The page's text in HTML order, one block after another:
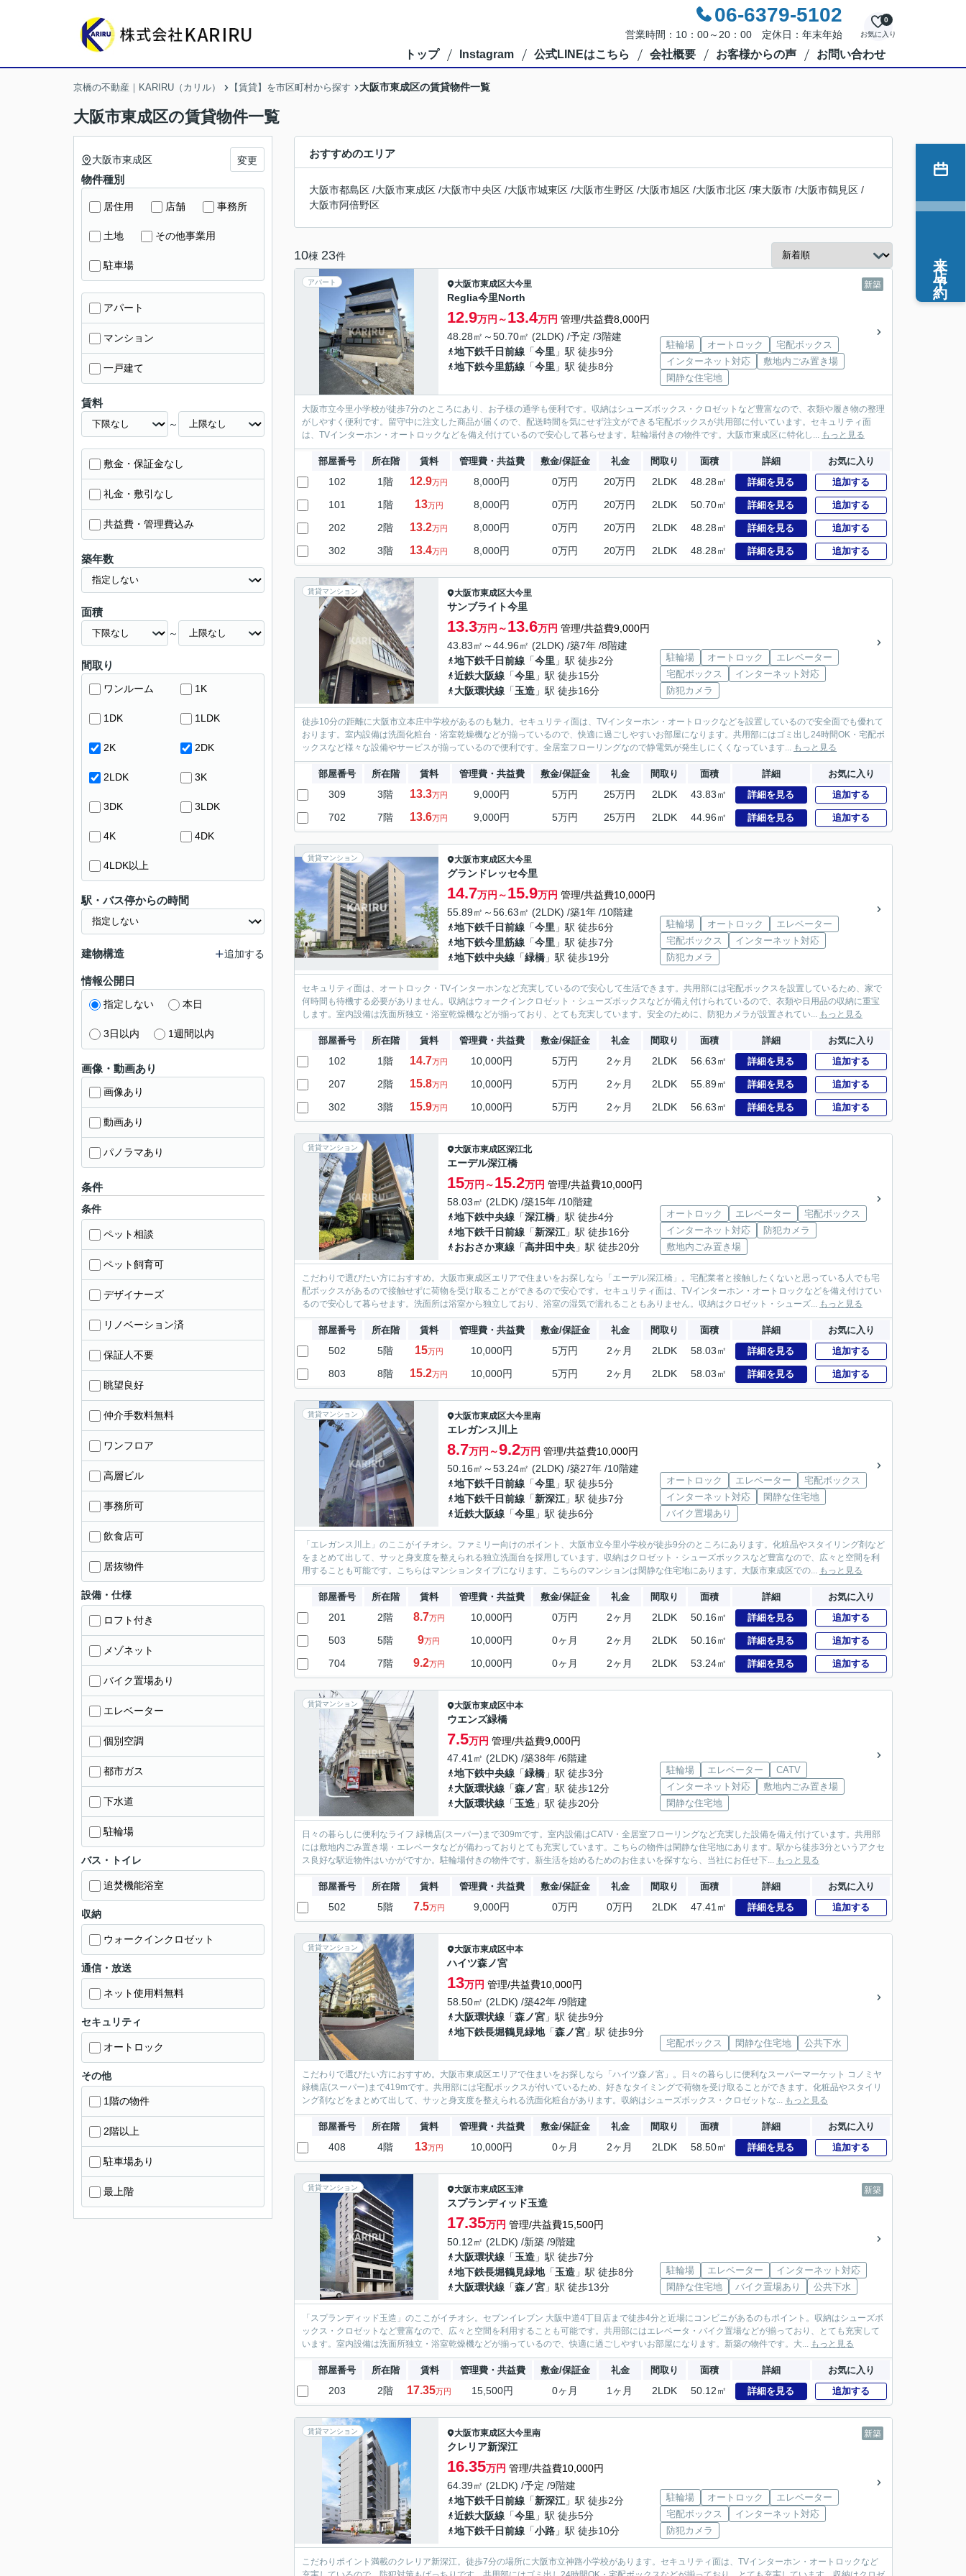
06-6379-5102
営業時間：10：00～20：00 定休日：年末年始 お気に入り
0
トップ Instagram 公式LINEはこちら 会社概要 お客様からの声 お問い合わせ
京橋の不動産｜KARIRU（カリル） 【賃貸】を市区町村から探す 大阪市東成区の賃貸物件一覧
大阪市東成区の賃貸物件一覧
おすすめのエリア
大阪市都島区 /大阪市東成区 /大阪市中央区 /大阪市城東区 /大阪市生野区 /大阪市旭区 /大阪市北区 /東大阪市 /大阪市鶴見区 /
大阪市阿倍野区
10棟 23件
アパート 新築
大阪市東成区大今里
Reglia今里North
12.9万円～13.4万円 管理/共益費8,000円
48.28㎡～50.70㎡ (2LDK) /予定 /3階建
地下鉄千日前線 「今里 」駅 徒歩9分
地下鉄今里筋線 「今里 」駅 徒歩8分
駐輪場 オートロック
宅配ボックス
インターネット対応
敷地内ごみ置き場
閑静な住宅地
大阪市立今里小学校が徒歩7分のところにあり、お子様の通学も便利です。収納はシューズボックス・クロゼットなど豊富なので、衣類や履き物の整理
がしやすく便利です。留守中に注文した商品が届くので、配送時間を気にせず注文ができる宅配ボックスが共用部に付いています。セキュリティ面
は、TVインターホン・オートロックなどを備え付けているので安心して暮らせます。駐輪場付きの物件です。大阪市東成区に特化し... もっと見る
部屋番号 所在階 賃料 管理費・共益費 敷金/保証金 礼金 間取り 面積 詳細 お気に入り
102 1階 12.9万円 8,000円 0万円 20万円 2LDK 48.28㎡ 詳細を見る 追加する
101 1階 13万円 8,000円 0万円 20万円 2LDK 50.70㎡ 詳細を見る 追加する
202 2階 13.2万円 8,000円 0万円 20万円 2LDK 48.28㎡ 詳細を見る 追加する
302 3階 13.4万円 8,000円 0万円 20万円 2LDK 48.28㎡ 詳細を見る 追加する
賃貸マンション 大阪市東成区大今里
サンブライト今里
13.3万円～13.6万円 管理/共益費9,000円
43.83㎡～44.96㎡ (2LDK) /築7年 /8階建
地下鉄千日前線 「今里 」駅 徒歩2分
近鉄大阪線 「今里 」駅 徒歩15分
大阪環状線 「玉造 」駅 徒歩16分
駐輪場 オートロック
エレベーター
宅配ボックス
インターネット対応
防犯カメラ
徒歩10分の距離に大阪市立本庄中学校があるのも魅力。セキュリティ面は、TVインターホン・オートロックなどを設置しているので安全面でも優れて
おります。室内設備は洗面化粧台・浴室乾燥機などが揃っているので、快適に過ごしやすいお部屋になります。共用部にはゴミ出し24時間OK・宅配ボ
ックスなど様々な設備やサービスが揃っているので便利です。全居室フローリングなので静電気が発生しにくくなっています... もっと見る
部屋番号 所在階 賃料 管理費・共益費 敷金/保証金 礼金 間取り 面積 詳細 お気に入り
309 3階 13.3万円 9,000円 5万円 25万円 2LDK 43.83㎡ 詳細を見る 追加する
702 7階 13.6万円 9,000円 5万円 25万円 2LDK 44.96㎡ 詳細を見る 追加する
賃貸マンション 大阪市東成区大今里
グランドレッセ今里
14.7万円～15.9万円 管理/共益費10,000円
55.89㎡～56.63㎡ (2LDK) /築1年 /10階建
地下鉄千日前線 「今里 」駅 徒歩6分
地下鉄今里筋線 「今里 」駅 徒歩7分
地下鉄中央線 「緑橋 」駅 徒歩19分
駐輪場 オートロック
エレベーター
宅配ボックス
インターネット対応
防犯カメラ
セキュリティ面は、オートロック・TVインターホンなど充実しているので安心して生活できます。共用部には宅配ボックスを設置しているため、家で
何時間も待機する必要がありません。収納はウォークインクロゼット・シューズボックスなどが備え付けられているので、衣類や日用品の収納に重宝
します。室内設備は洗面所独立・浴室乾燥機などが揃っており、とても充実しています。安全のために、防犯カメラが設置されてい... もっと見る
部屋番号 所在階 賃料 管理費・共益費 敷金/保証金 礼金 間取り 面積 詳細 お気に入り
102 1階 14.7万円 10,000円 5万円 2ヶ月 2LDK 56.63㎡ 詳細を見る 追加する
207 2階 15.8万円 10,000円 5万円 2ヶ月 2LDK 55.89㎡ 詳細を見る 追加する
302 3階 15.9万円 10,000円 5万円 2ヶ月 2LDK 56.63㎡ 詳細を見る 追加する
賃貸マンション 大阪市東成区深江北
エーデル深江橋
15万円～15.2万円 管理/共益費10,000円
58.03㎡ (2LDK) /築15年 /10階建
地下鉄中央線 「深江橋 」駅 徒歩4分
地下鉄千日前線 「新深江 」駅 徒歩16分
おおさか東線 「高井田中央 」駅 徒歩20分
オートロック エレベーター
宅配ボックス
インターネット対応
防犯カメラ
敷地内ごみ置き場
こだわりで選びたい方におすすめ。大阪市東成区エリアで住まいをお探しなら「エーデル深江橋」。宅配業者と接触したくないと思っている人でも宅
配ボックスがあるので接触せずに荷物を受け取ることができるので安心です。セキュリティ面は、TVインターホン・オートロックなどを備え付けてい
るので安心して暮らせます。洗面所は浴室から独立しており、浴室の湿気で濡れることもありません。収納はクロゼット・シューズ... もっと見る
部屋番号 所在階 賃料 管理費・共益費 敷金/保証金 礼金 間取り 面積 詳細 お気に入り
502 5階 15万円 10,000円 5万円 2ヶ月 2LDK 58.03㎡ 詳細を見る 追加する
803 8階 15.2万円 10,000円 5万円 2ヶ月 2LDK 58.03㎡ 詳細を見る 追加する
賃貸マンション 大阪市東成区大今里南
エレガンス川上
8.7万円～9.2万円 管理/共益費10,000円
50.16㎡～53.24㎡ (2LDK) /築27年 /10階建
地下鉄千日前線 「今里 」駅 徒歩5分
地下鉄千日前線 「新深江 」駅 徒歩7分
近鉄大阪線 「今里 」駅 徒歩6分
オートロック エレベーター
宅配ボックス
インターネット対応
閑静な住宅地
バイク置場あり
「エレガンス川上」のここがイチオシ。ファミリー向けのポイント、大阪市立今里小学校が徒歩9分のところにあります。化粧品やスタイリング剤など
をまとめて出して、サッと身支度を整えられる独立洗面台を採用しています。収納はクロゼット・シューズボックスなど豊富なので、広々と空間を利
用することも可能です。こちらはマンションタイプになります。こちらのマンションは閑静な住宅地にあります。大阪市東成区での... もっと見る
部屋番号 所在階 賃料 管理費・共益費 敷金/保証金 礼金 間取り 面積 詳細 お気に入り
201 2階 8.7万円 10,000円 0万円 2ヶ月 2LDK 50.16㎡ 詳細を見る 追加する
503 5階 9万円 10,000円 0ヶ月 2ヶ月 2LDK 50.16㎡ 詳細を見る 追加する
704 7階 9.2万円 10,000円 0ヶ月 2ヶ月 2LDK 53.24㎡ 詳細を見る 追加する
賃貸マンション 大阪市東成区中本
ウエンズ緑橋
7.5万円 管理/共益費9,000円
47.41㎡ (2LDK) /築38年 /6階建
地下鉄中央線 「緑橋 」駅 徒歩3分
大阪環状線 「森ノ宮 」駅 徒歩12分
大阪環状線 「玉造 」駅 徒歩20分
駐輪場 エレベーター
CATV
インターネット対応
敷地内ごみ置き場
閑静な住宅地
日々の暮らしに便利なライフ 緑橋店(スーパー)まで309mです。室内設備はCATV・全居室フローリングなど充実した設備を備え付けています。共用部
には敷地内ごみ置き場・エレベータなどが備わっておりとても充実しています。こちらの物件は閑静な住宅地にあります。駅から徒歩3分というアクセ
ス良好な駅近物件はいかがですか。駐輪場付きの物件です。新生活を始めるためのお住まいを探すなら、当社にお任せ下... もっと見る
部屋番号 所在階 賃料 管理費・共益費 敷金/保証金 礼金 間取り 面積 詳細 お気に入り
502 5階 7.5万円 9,000円 0万円 0万円 2LDK 47.41㎡ 詳細を見る 追加する
賃貸マンション 大阪市東成区中本
ハイツ森ノ宮
13万円 管理/共益費10,000円
58.50㎡ (2LDK) /築42年 /9階建
大阪環状線 「森ノ宮 」駅 徒歩9分
地下鉄長堀鶴見緑地「森ノ宮 」駅 徒歩9分
宅配ボックス 閑静な住宅地 公共下水
こだわりで選びたい方におすすめ。大阪市東成区エリアで住まいをお探しなら「ハイツ森ノ宮」。日々の暮らしに便利なスーパーマーケット コノミヤ
緑橋店(スーパー)まで419mです。共用部には宅配ボックスが付いているため、好きなタイミングで荷物を受け取ることができます。化粧品やスタイリ
ング剤などをまとめて出して、サッと身支度を整えられる洗面化粧台があります。収納はシューズボックス・クロゼットな... もっと見る
部屋番号 所在階 賃料 管理費・共益費 敷金/保証金 礼金 間取り 面積 詳細 お気に入り
408 4階 13万円 10,000円 0ヶ月 2ヶ月 2LDK 58.50㎡ 詳細を見る 追加する
賃貸マンション 新築
大阪市東成区玉津
スプランディッド玉造
17.35万円 管理/共益費15,500円
50.12㎡ (2LDK) /新築 /9階建
大阪環状線 「玉造 」駅 徒歩7分
地下鉄長堀鶴見緑地「玉造 」駅 徒歩8分
大阪環状線 「森ノ宮 」駅 徒歩13分
駐輪場 エレベーター
インターネット対応
閑静な住宅地
バイク置場あり 公共下水
「スプランディッド玉造」のここがイチオシ。セブンイレブン 大阪中道4丁目店まで徒歩4分と近場にコンビニがあるのもポイント。収納はシューズボ
ックス・クロゼットなど豊富なので、広々と空間を利用することも可能です。共用部にはエレベータ・バイク置場などが揃っており、とても充実して
います。室内設備は洗面所独立・浴室乾燥機などが揃っているので、快適に過ごしやすいお部屋になります。新築の物件です。大... もっと見る
部屋番号 所在階 賃料 管理費・共益費 敷金/保証金 礼金 間取り 面積 詳細 お気に入り
203 2階 17.35万円 15,500円 0ヶ月 1ヶ月 2LDK 50.12㎡ 詳細を見る 追加する
賃貸マンション 新築
大阪市東成区大今里南
クレリア新深江
16.35万円 管理/共益費10,000円
64.39㎡ (2LDK) /予定 /9階建
地下鉄千日前線 「新深江 」駅 徒歩2分
近鉄大阪線 「今里 」駅 徒歩5分
地下鉄千日前線 「小路 」駅 徒歩10分
駐輪場 オートロック
エレベーター
宅配ボックス
インターネット対応
防犯カメラ
こだわりポイント満載のクレリア新深江。徒歩7分の場所に大阪市立神路小学校があります。セキュリティ面は、TVインターホン・オートロックなど
大阪市東成区 変更
物件種別
居住用 店舗 事務所
土地 その他事業用
駐車場
アパート
マンション
一戸建て
賃料
～
敷金・保証金なし
礼金・敷引なし
共益費・管理費込み
築年数
面積
～
間取り
ワンルーム 1K
1DK 1LDK
2K 2DK
2LDK 3K
3DK 3LDK
4K 4DK
4LDK以上
駅・バス停からの時間
建物構造 追加する
情報公開日
指定しない 本日
3日以内 1週間以内
画像・動画あり
画像あり
動画あり
パノラマあり
条件
条件
ペット相談
ペット飼育可
デザイナーズ
リノベーション済
保証人不要
眺望良好
仲介手数料無料
ワンフロア
高層ビル
事務所可
飲食店可
居抜物件
設備・仕様
ロフト付き
メゾネット
バイク置場あり
エレベーター
個別空調
都市ガス
下水道
駐輪場
バス・トイレ
追焚機能浴室
収納
ウォークインクロゼット
通信・放送
ネット使用料無料
セキュリティ
オートロック
その他
1階の物件
2階以上
駐車場あり
最上階
来店予約